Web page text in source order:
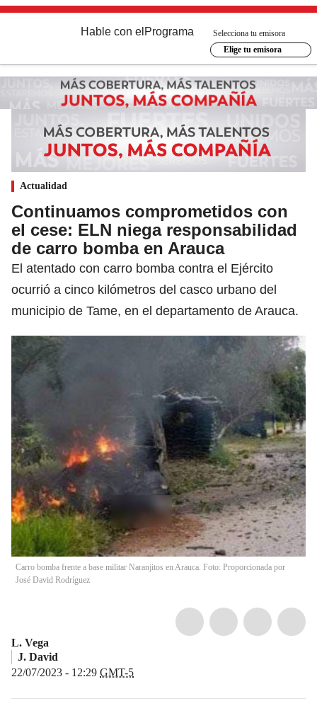
Hable con el Programa
Selecciona tu emisora
Elige tu emisora
Actualidad
Continuamos comprometidos con
el cese: ELN niega responsabilidad
de carro bomba en Arauca
El atentado con carro bomba contra el Ejército
ocurrió a cinco kilómetros del casco urbano del
municipio de Tame, en el departamento de Arauca.
Carro bomba frente a base militar Naranjitos en Arauca. Foto: Proporcionada por
José David Rodríguez
L. Vega
J. David
22/07/2023 - 12:29 GMT-5